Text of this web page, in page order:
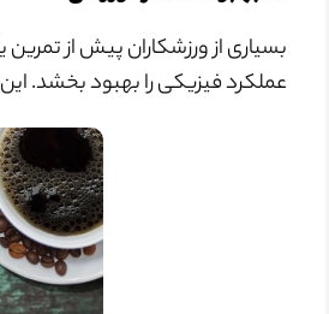
بسیاری از ورزشکاران پیش از
عملکرد فیزیکی را بهبود بخشد.